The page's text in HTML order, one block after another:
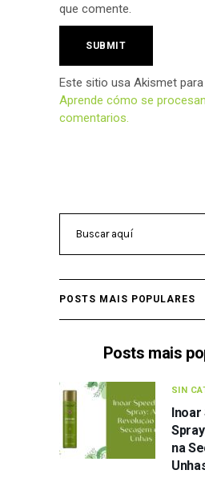
que comente.
Este sitio usa Akismet
Aprende cómo se
comentarios.
POSTS MAIS POPULARES
Posts mais
SIN
Inoar
na